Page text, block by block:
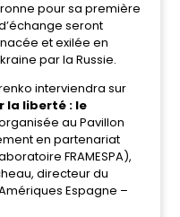
pour sa première
seront
et exilée en
par la Russie.
interviendra sur
la liberté : le
au Pavillon
en partenariat
FRAMESPA),
directeur du
Espagne –